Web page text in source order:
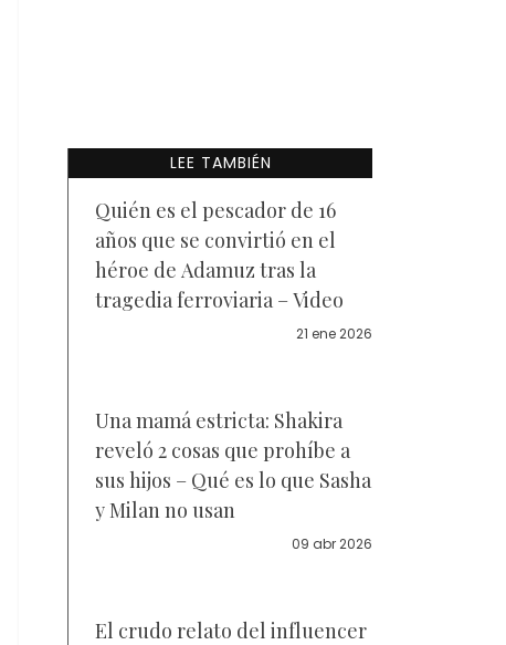
LEE TAMBIÉN
Quién es el pescador de 16
años que se convirtió en el
héroe de Adamuz tras la
tragedia ferroviaria – Video
21 ene 2026
Una mamá estricta: Shakira
reveló 2 cosas que prohíbe a
sus hijos – Qué es lo que Sasha
y Milan no usan
09 abr 2026
El crudo relato del influencer